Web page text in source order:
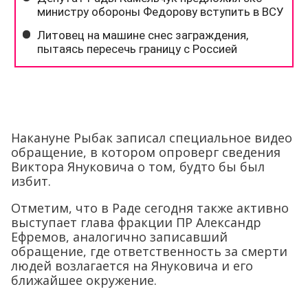
Накануне Рыбак записал специальное видео
обращение, в котором опроверг сведения
Виктора Януковича о том, будто бы был
избит.
Отметим, что в Раде сегодня также активно
выступает глава фракции ПР Александр
Ефремов, аналогично записавший
обращение, где ответственность за смерти
людей возлагается на Януковича и его
ближайшее окружение.